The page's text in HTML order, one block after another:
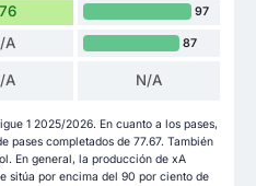
97
A 87
A N/A
1 2025/2026. En cuanto a los pases,
pases completados de 77.67. También
En general, la producción de xA
sitúa por encima del 90 por ciento de